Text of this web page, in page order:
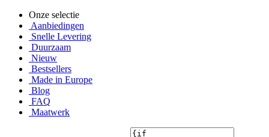
Onze selectie
Aanbiedingen
Snelle Levering
Duurzaam
Nieuw
Bestsellers
Made in Europe
Blog
FAQ
Maatwerk